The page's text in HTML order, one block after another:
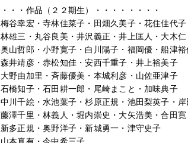
・・・作品（２２期生）・・・・・・・・
梅谷幸宏・寺林佳菜子・田畑久美子・花住佳代子
林雄三・丸谷良美・井沢義正・井上匡人・大木仁
奥山哲郎・小野寛子・白川陽子・福岡優・船津裕
森井靖彦・赤松知佳・安西千重子・井上裕美子
大野由加里・斉藤優美・本城利彦・山佐亜津子
石橋知子・石田耕一郎・尾崎まこと・加味典子
中川千絵・水池葉子・杉原正規・池田梨英子・
藤澤千里・林義人・堀内崇史・大矢浩美・合田寛
新多正規・奥野洋子・新城勇一・津守史子